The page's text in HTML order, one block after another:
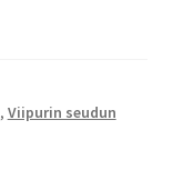
, Viipurin seudun